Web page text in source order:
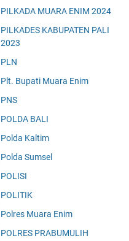
PILKADA MUARA ENIM 2024
PILKADES KABUPATEN PALI
2023
PLN
Plt. Bupati Muara Enim
PNS
POLDA BALI
Polda Kaltim
Polda Sumsel
POLISI
POLITIK
Polres Muara Enim
POLRES PRABUMULIH